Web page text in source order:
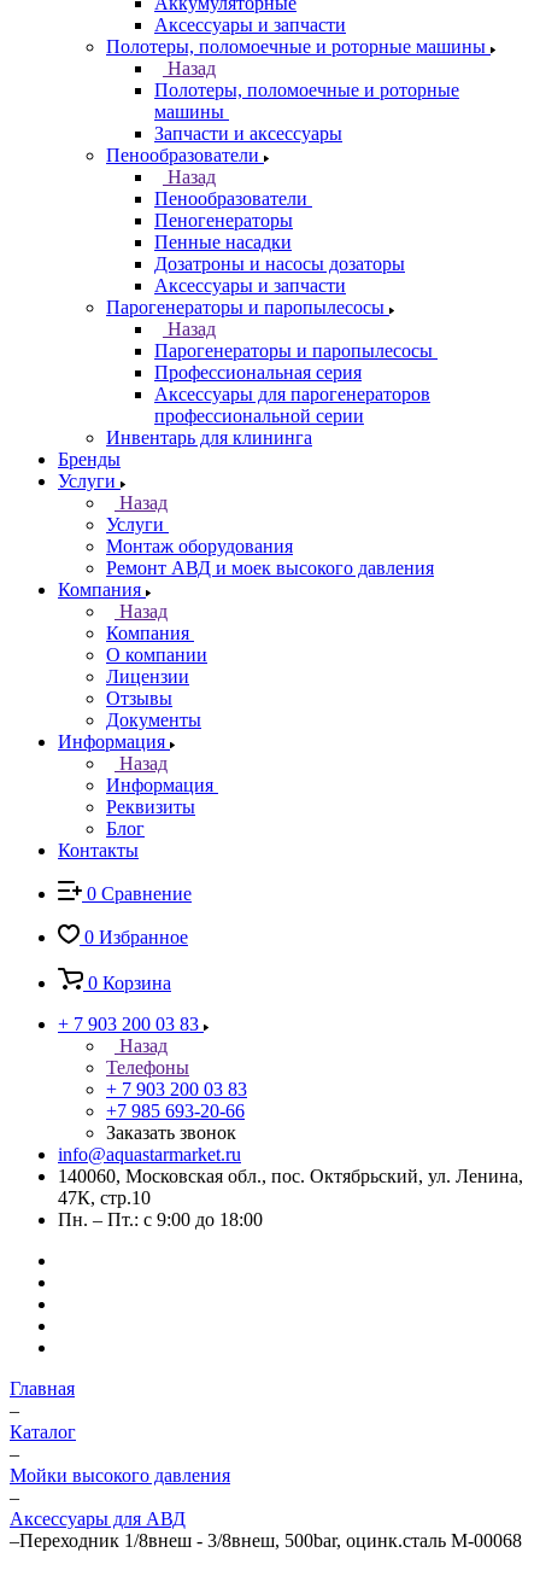
Аксессуары и запчасти
Полотеры, поломоечные и роторные машины
Назад
Полотеры, поломоечные и роторные
машины
Запчасти и аксессуары
Пенообразователи
Назад
Пенообразователи
Пеногенераторы
Пенные насадки
Дозатроны и насосы дозаторы
Аксессуары и запчасти
Парогенераторы и паропылесосы
Назад
Парогенераторы и паропылесосы
Профессиональная серия
Аксессуары для парогенераторов
профессиональной серии
Инвентарь для клининга
Бренды
Услуги
Назад
Услуги
Монтаж оборудования
Ремонт АВД и моек высокого давления
Компания
Назад
Компания
О компании
Лицензии
Отзывы
Документы
Информация
Назад
Информация
Реквизиты
Блог
Контакты
0 Сравнение
0 Избранное
0 Корзина
+ 7 903 200 03 83
Назад
Телефоны
+ 7 903 200 03 83
+7 985 693-20-66
Заказать звонок
info@aquastarmarket.ru
140060, Московская обл., пос. Октябрьский, ул. Ленина,
47К, стр.10
Пн. – Пт.: с 9:00 до 18:00
Главная
–
Каталог
–
Мойки высокого давления
–
Аксессуары для АВД
–Переходник 1/8внеш - 3/8внеш, 500bar, оцинк.сталь M-00068